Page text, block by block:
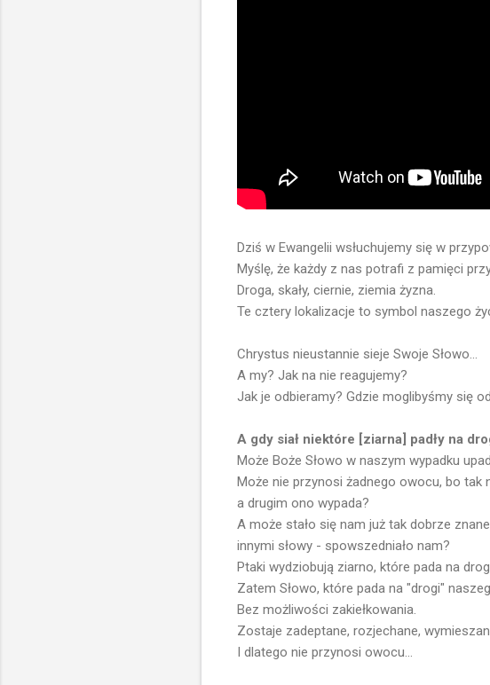
Dziś w Ewangelii wsłuchujemy się w
Myślę, że każdy z nas potrafi z pamięci
Droga, skały, ciernie, ziemia żyzna.
Te cztery lokalizacje to symbol naszego
Chrystus nieustannie sieje Swoje Słowo...
A my? Jak na nie reagujemy?
Jak je odbieramy? Gdzie moglibyśmy się
A gdy siał niektóre [ziarna] padły na
Może Boże Słowo w naszym wypadku
Może nie przynosi żadnego owocu, bo tak
a drugim ono wypada?
A może stało się nam już tak dobrze
innymi słowy - spowszedniało nam?
Ptaki wydziobują ziarno, które pada na
Zatem Słowo, które pada na "drogi"
Bez możliwości zakiełkowania.
Zostaje zadeptane, rozjechane,
I dlatego nie przynosi owocu...